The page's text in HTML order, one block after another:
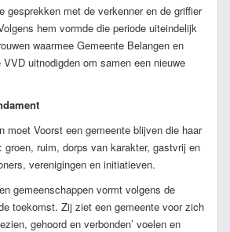
gesprekken met de verkenner en de griffier
hem vormde die periode uiteindelijk
waarmee Gemeente Belangen en
uitnodigden om samen een nieuwe
moet Voorst een gemeente blijven die haar
groen, ruim, dorps van karakter, gastvrij en
verenigingen en initiatieven.
gemeenschappen vormt volgens de
toekomst. Zij ziet een gemeente voor zich
gehoord en verbonden’ voelen en